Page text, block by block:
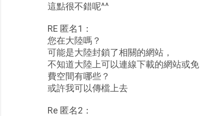
這點很不錯呢^^
RE 匿名1：
您在大陸嗎？
可能是大陸封鎖了相關的網站，
不知道大陸上可以連線下載的網站或免
費空間有哪些？
或許我可以傳檔上去
Re 匿名2：